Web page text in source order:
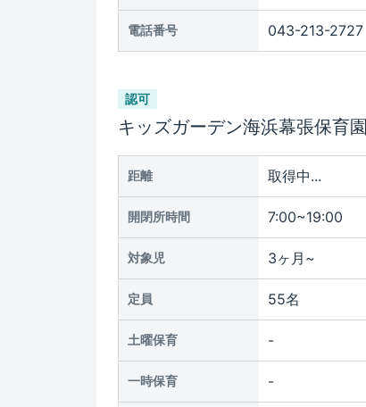
電話番号 043-213-2727
認可
キッズガーデン海浜幕張保育園
距離 取得中...
開閉所時間 7:00~19:00
対象児 3ヶ月~
定員 55名
土曜保育 -
一時保育 -